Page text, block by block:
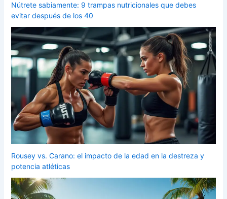
Nútrete sabiamente: 9 trampas nutricionales que debes
evitar después de los 40
Rousey vs. Carano: el impacto de la edad en la destreza y
potencia atléticas